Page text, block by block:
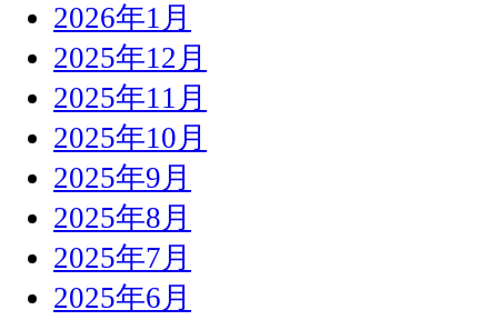
2026年1月
2025年12月
2025年11月
2025年10月
2025年9月
2025年8月
2025年7月
2025年6月